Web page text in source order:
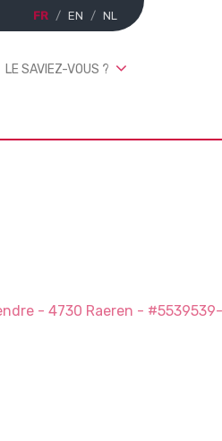
FR EN NL
LE SAVIEZ-VOUS ?